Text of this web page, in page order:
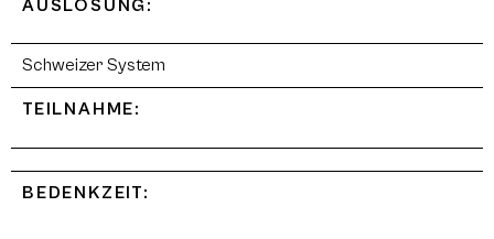
AUSLOSUNG:
Schweizer System
TEILNAHME:
BEDENKZEIT: